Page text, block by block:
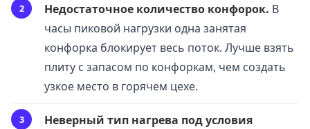
Недостаточное количество конфорок. В
часы пиковой нагрузки одна занятая
конфорка блокирует весь поток. Лучше взять
плиту с запасом по конфоркам, чем создать
узкое место в горячем цехе.
Неверный тип нагрева под условия